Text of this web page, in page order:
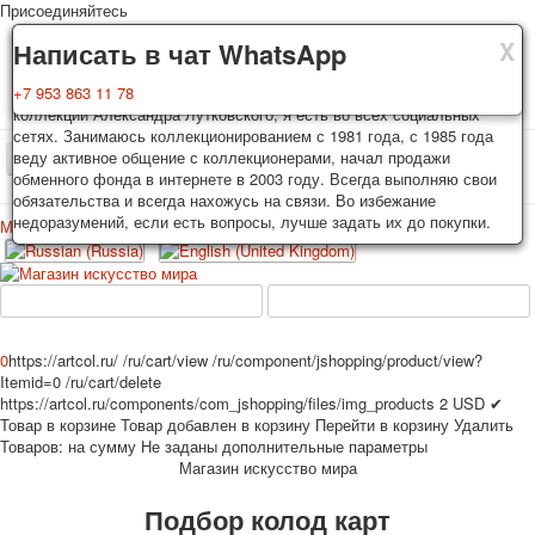
X
Доставка
Колоды, почтовые открытки тщательно упаковываются и
отправляются в течении 3-4 рабочих дней после оплаты.
Исключение: репринт под заказ, такие колоды карт отправляются в
течении 7-8 рабочих дней. Отправка осуществляется почтой России
с треком отслеживания. Цена пересылки зависит от веса и тарифов
почты на момент покупки. По желанию покупателя возможна
отправка СДЕК или другими транспортными компаниями.
X
Гарантия
Вы покупаете колоды игральных карт, почтовые открытки из частной
коллекции Александра Лутковского, я есть во всех социальных
сетях. Занимаюсь коллекционированием с 1981 года, с 1985 года
веду активное общение с коллекционерами, начал продажи
обменного фонда в интернете в 2003 году. Всегда выполняю свои
обязательства и всегда нахожусь на связи. Во избежание
недоразумений, если есть вопросы, лучше задать их до покупки.
X
Написать в чат WhatsApp
+7 953 863 11 78
Присоединяйтесь
TPL_PROTOSTAR_TOGGLE_MENU
Главная Игральные карты Открытки
Меню
Главная
Игральные карты
Эротические рисунки
Рекламные
Эротические фотоколоды
Пин-ап
Политические
Войти
0https://artcol.ru/ /ru/cart/view /ru/component/jshopping/product/view?
Itemid=0 /ru/cart/delete
https://artcol.ru/components/com_jshopping/files/img_products 2 USD ✔
Товар в корзине Товар добавлен в корзину Перейти в корзину Удалить
Товаров: на сумму Не заданы дополнительные параметры
Магазин искусство мира
Подбор колод карт